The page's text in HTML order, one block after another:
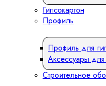
Гипсокартон
Профиль
Профиль для
Аксессуары для
Строительное